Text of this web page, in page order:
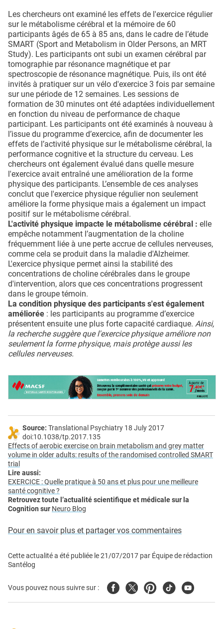
Les chercheurs ont examiné les effets de l'exercice régulier
sur le métabolisme cérébral et la mémoire de 60
participants âgés de 65 à 85 ans, dans le cadre de l’étude
SMART (Sport and Metabolism in Older Persons, an MRT
Study). Les participants ont subi un examen cérébral par
tomographie par résonance magnétique et par
spectroscopie de résonance magnétique. Puis, ils ont été
invités à pratiquer sur un vélo d'exercice 3 fois par semaine
sur une période de 12 semaines. Les sessions de
formation de 30 minutes ont été adaptées individuellement
en fonction du niveau de performance de chaque
participant. Les participants ont été examinés à nouveau à
l’issue du programme d’exercice, afin de documenter les
effets de l’activité physique sur le métabolisme cérébral, la
performance cognitive et la structure du cerveau. Les
chercheurs ont également évalué dans quelle mesure
l'exercice avait entraîné une amélioration de la forme
physique des participants. L’ensemble de ces analyses
conclut que l'exercice physique régulier non seulement
améliore la forme physique mais a également un impact
positif sur le métabolisme cérébral.
L'activité physique impacte le métabolisme cérébral : elle
empêche notamment l’augmentation de la choline
fréquemment liée à une perte accrue de cellules nerveuses,
comme cela se produit dans la maladie d'Alzheimer.
L'exercice physique permet ainsi la stabilité des
concentrations de choline cérébrales dans le groupe
d'intervention, alors que ces concentrations progressent
dans le groupe témoin.
La condition physique des participants s'est également
améliorée : les participants au programme d’exercice
présentent ensuite une plus forte capacité cardiaque. Ainsi,
la recherche suggère que l'exercice physique améliore non
seulement la forme physique, mais protège aussi les
cellules nerveuses.
Source: Translational Psychiatry 18 July 2017
doi:10.1038/tp.2017.135
Effects of aerobic exercise on brain metabolism and grey matter
volume in older adults: results of the randomised controlled SMART
trial
Lire aussi:
EXERCICE : Quelle pratique à 50 ans et plus pour une meilleure
santé cognitive ?
Retrouvez toute l’actualité scientifique et médicale sur la
Cognition sur Neuro Blog
Pour en savoir plus et partager vos commentaires
Cette actualité a été publiée le21/07/2017 par Équipe de rédaction
Santélog
Vous pouvez nous suivre sur : FacebookTwitterPinterest
TiktokYoutube